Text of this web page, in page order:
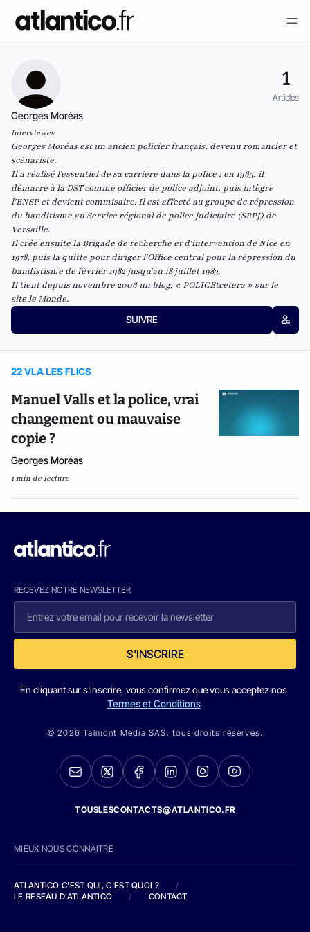
1
Articles
Georges Moréas
Interviewes
Georges Moréasest un ancien policier français, devenu romancier et
scénariste.
Il a réalisé l'essentiel de sa carrière dans la police : en 1965, il
démarre à la DST comme officier de police adjoint, puis intègre
l'ENSP et devient commisaire. Il est affecté au groupe de répression
du banditisme au Service régional de police judiciaire (SRPJ) de
Versaille.
Il crée ensuite la Brigade de recherche et d'intervention de Nice en
1978, puis la quitte pour diriger l'Office central pour la répression du
bandistisme de février 1982 jusqu'au 18 juillet 1983.
Il tient depuis novembre 2006 un blog, «POLICEtcetera » sur le
sitele Monde.
SUIVRE
22 VLA LES FLICS
Manuel Valls et la police, vrai
changement ou mauvaise
copie ?
Georges Moréas
1 min de lecture
RECEVEZ NOTRE NEWSLETTER
S'INSCRIRE
En cliquant sur s'inscrire, vous confirmez que vous acceptez nos
Termes et Conditions
© 2026 Talmont Media SAS. tous droits réservés.
TOUSLESCONTACTS@ATLANTICO.FR
MIEUX NOUS CONNAITRE
ATLANTICO C'EST QUI, C'EST QUOI ?
/
LE RESEAU D'ATLANTICO
/ CONTACT